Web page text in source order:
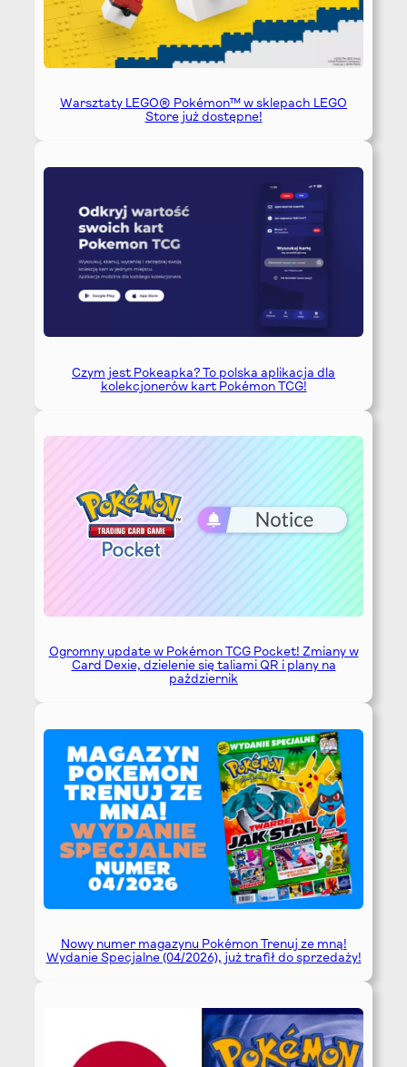
Warsztaty LEGO® Pokémon™ w sklepach LEGO
Store już dostępne!
Czym jest Pokeapka? To polska aplikacja dla
kolekcjonerów kart Pokémon TCG!
Ogromny update w Pokémon TCG Pocket! Zmiany w
Card Dexie, dzielenie się taliami QR i plany na
październik
Nowy numer magazynu Pokémon Trenuj ze mną!
Wydanie Specjalne (04/2026), już trafił do sprzedaży!